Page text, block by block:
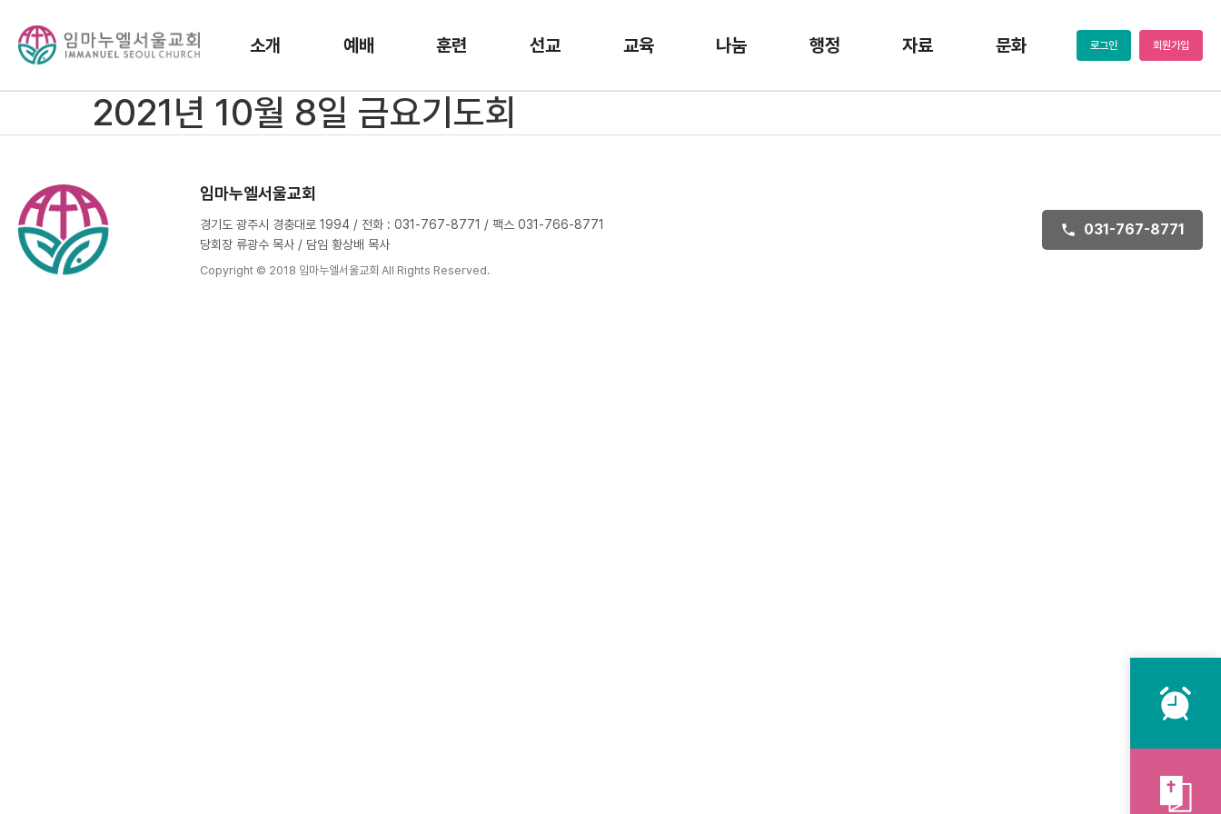
소개 예배 훈련 선교 교육 나눔 행정 자료 문화 로그인 회원가입
2021년 10월 8일 금요기도회
임마누엘서울교회
경기도 광주시 경충대로 1994 / 전화 : 031-767-8771 / 팩스 031-766-8771
당회장 류광수 목사 / 담임 황상배 목사
Copyright © 2018 임마누엘서울교회 All Rights Reserved.
031-767-8771